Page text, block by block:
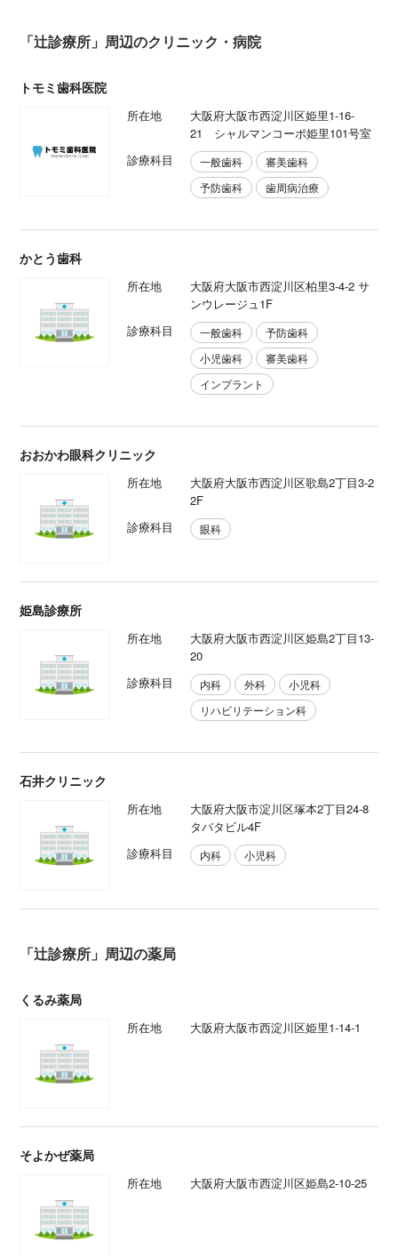
「辻診療所」周辺のクリニック・病院
トモミ歯科医院
所在地
大阪府大阪市西淀川区姫里1-16-
21 シャルマンコーポ姫里101号室
診療科目
一般歯科
審美歯科
予防歯科
歯周病治療
かとう歯科
所在地
大阪府大阪市西淀川区柏里3-4-2 サ
ンウレージュ1F
診療科目
一般歯科
予防歯科
小児歯科
審美歯科
インプラント
おおかわ眼科クリニック
所在地
大阪府大阪市西淀川区歌島2丁目3-2
2F
診療科目
眼科
姫島診療所
所在地
大阪府大阪市西淀川区姫島2丁目13-
20
診療科目
内科 外科
小児科
リハビリテーション科
石井クリニック
所在地
大阪府大阪市淀川区塚本2丁目24-8
タバタビル4F
診療科目
内科 小児科
「辻診療所」周辺の薬局
くるみ薬局
所在地 大阪府大阪市西淀川区姫里1-14-1
そよかぜ薬局
所在地 大阪府大阪市西淀川区姫島2-10-25